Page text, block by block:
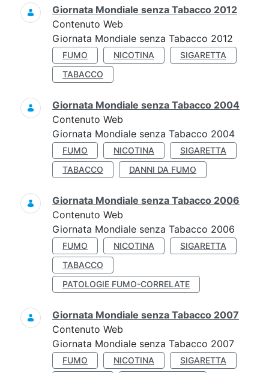
Giornata Mondiale senza Tabacco 2012
Contenuto Web
Giornata Mondiale senza Tabacco 2012
FUMO NICOTINA
SIGARETTA
TABACCO
Giornata Mondiale senza Tabacco 2004
Contenuto Web
Giornata Mondiale senza Tabacco 2004
FUMO NICOTINA
SIGARETTA
TABACCO
DANNI DA FUMO
Giornata Mondiale senza Tabacco 2006
Contenuto Web
Giornata Mondiale senza Tabacco 2006
FUMO NICOTINA
SIGARETTA
TABACCO
PATOLOGIE FUMO-CORRELATE
Giornata Mondiale senza Tabacco 2007
Contenuto Web
Giornata Mondiale senza Tabacco 2007
FUMO NICOTINA
SIGARETTA